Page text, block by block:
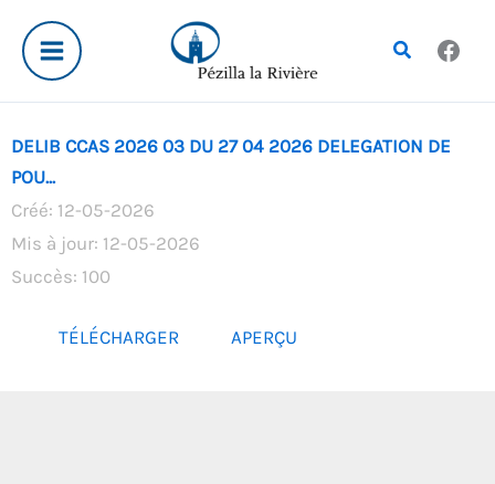
contenu
Rechercher
DELIB CCAS 2026 03 DU 27 04 2026 DELEGATION DE
POU...
Créé: 12-05-2026
Mis à jour: 12-05-2026
Succès: 100
TÉLÉCHARGER APERÇU